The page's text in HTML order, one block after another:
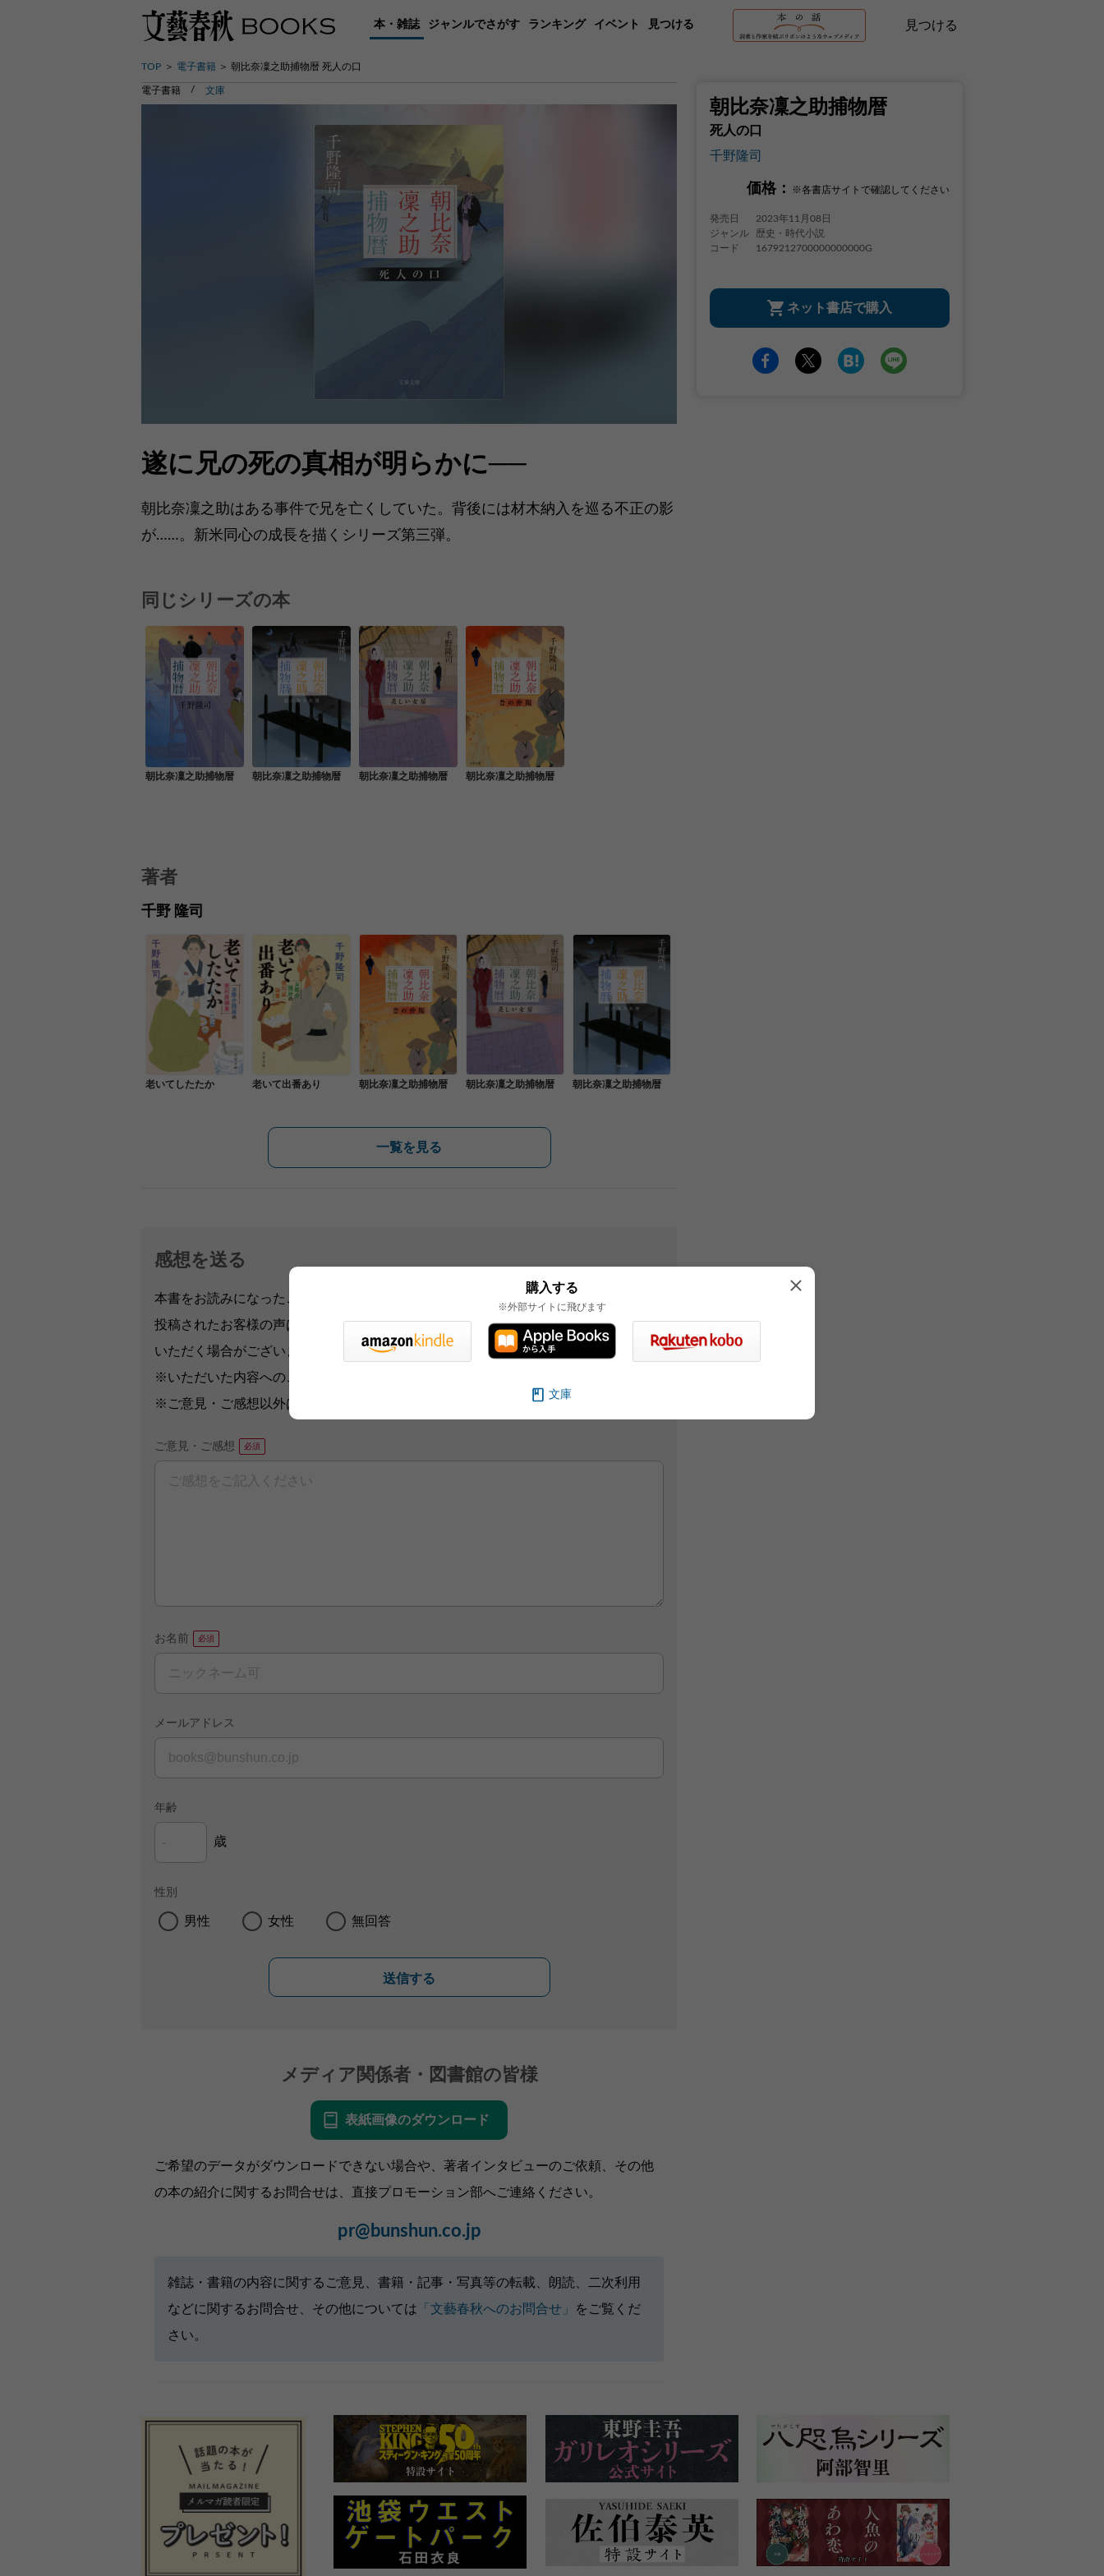
本・雑誌 ジャンルでさがす ランキング イベント 見つける 見つける
TOP 電子書籍 朝比奈凜之助捕物暦 死人の口
朝比奈凜之助捕物暦
死人の口
千野隆司
価格： ※各書店サイトで確認してください
発売日
2023年11月08日
ジャンル
歴史・時代小説
コード
1679212700000000000G
ネット書店で購入
電子書籍 文庫
遂に兄の死の真相が明らかに──
朝比奈凜之助はある事件で兄を亡くしていた。背後には材木納入を巡る不正の影
が……。新米同心の成長を描くシリーズ第三弾。
同じシリーズの本
朝比奈凜之助捕物暦 朝比奈凜之助捕物暦 朝比奈凜之助捕物暦 朝比奈凜之助捕物暦
著者
千野 隆司
老いてしたたか 老いて出番あり 朝比奈凜之助捕物暦 朝比奈凜之助捕物暦 朝比奈凜之助捕物暦
一覧を見る
感想を送る
本書をお読みになったご意見・ご感想をお寄せください。
投稿されたお客様の声は、弊社ウェブサイト、また新聞・雑誌広告などに掲載させて
いただく場合がございます。
※いただいた内容へのご返信は致しかねますのでご了承ください。
※ご意見・ご感想以外は、
から各部門にお送りください。
ご意見・ご感想
お名前
メールアドレス
年齢
歳
性別
男性 女性 無回答
送信する
メディア関係者・図書館の皆様
表紙画像のダウンロード
ご希望のデータがダウンロードできない場合や、著者インタビューのご依頼、その他
の本の紹介に関するお問合せは、直接プロモーション部へご連絡ください。
pr@bunshun.co.jp
雑誌・書籍の内容に関するご意見、書籍・記事・写真等の転載、朗読、二次利用
などに関するお問合せ、その他については 「文藝春秋へのお問合せ」
をご覧くだ
さい。
購入する
※外部サイトに飛びます
文庫